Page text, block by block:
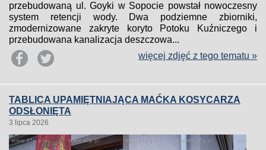
przebudowaną ul. Goyki w Sopocie powstał nowoczesny
system retencji wody. Dwa podziemne zbiorniki,
zmodernizowane zakryte koryto Potoku Kuźniczego i
przebudowana kanalizacja deszczowa...
więcej zdjęć z tego tematu »
TABLICA UPAMIĘTNIAJĄCA MAĆKA KOSYCARZA
ODSŁONIĘTA
3 lipca 2026